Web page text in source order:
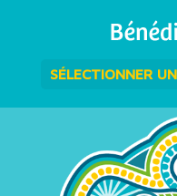
SÉLECTIONNER